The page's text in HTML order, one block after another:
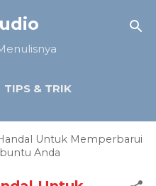
utama
TIPS & TRIK
ARTIKEL
ULASAN
Untuk Memperbarui
Anda